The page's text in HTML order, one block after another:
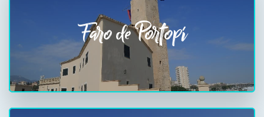
Faro de Portopí